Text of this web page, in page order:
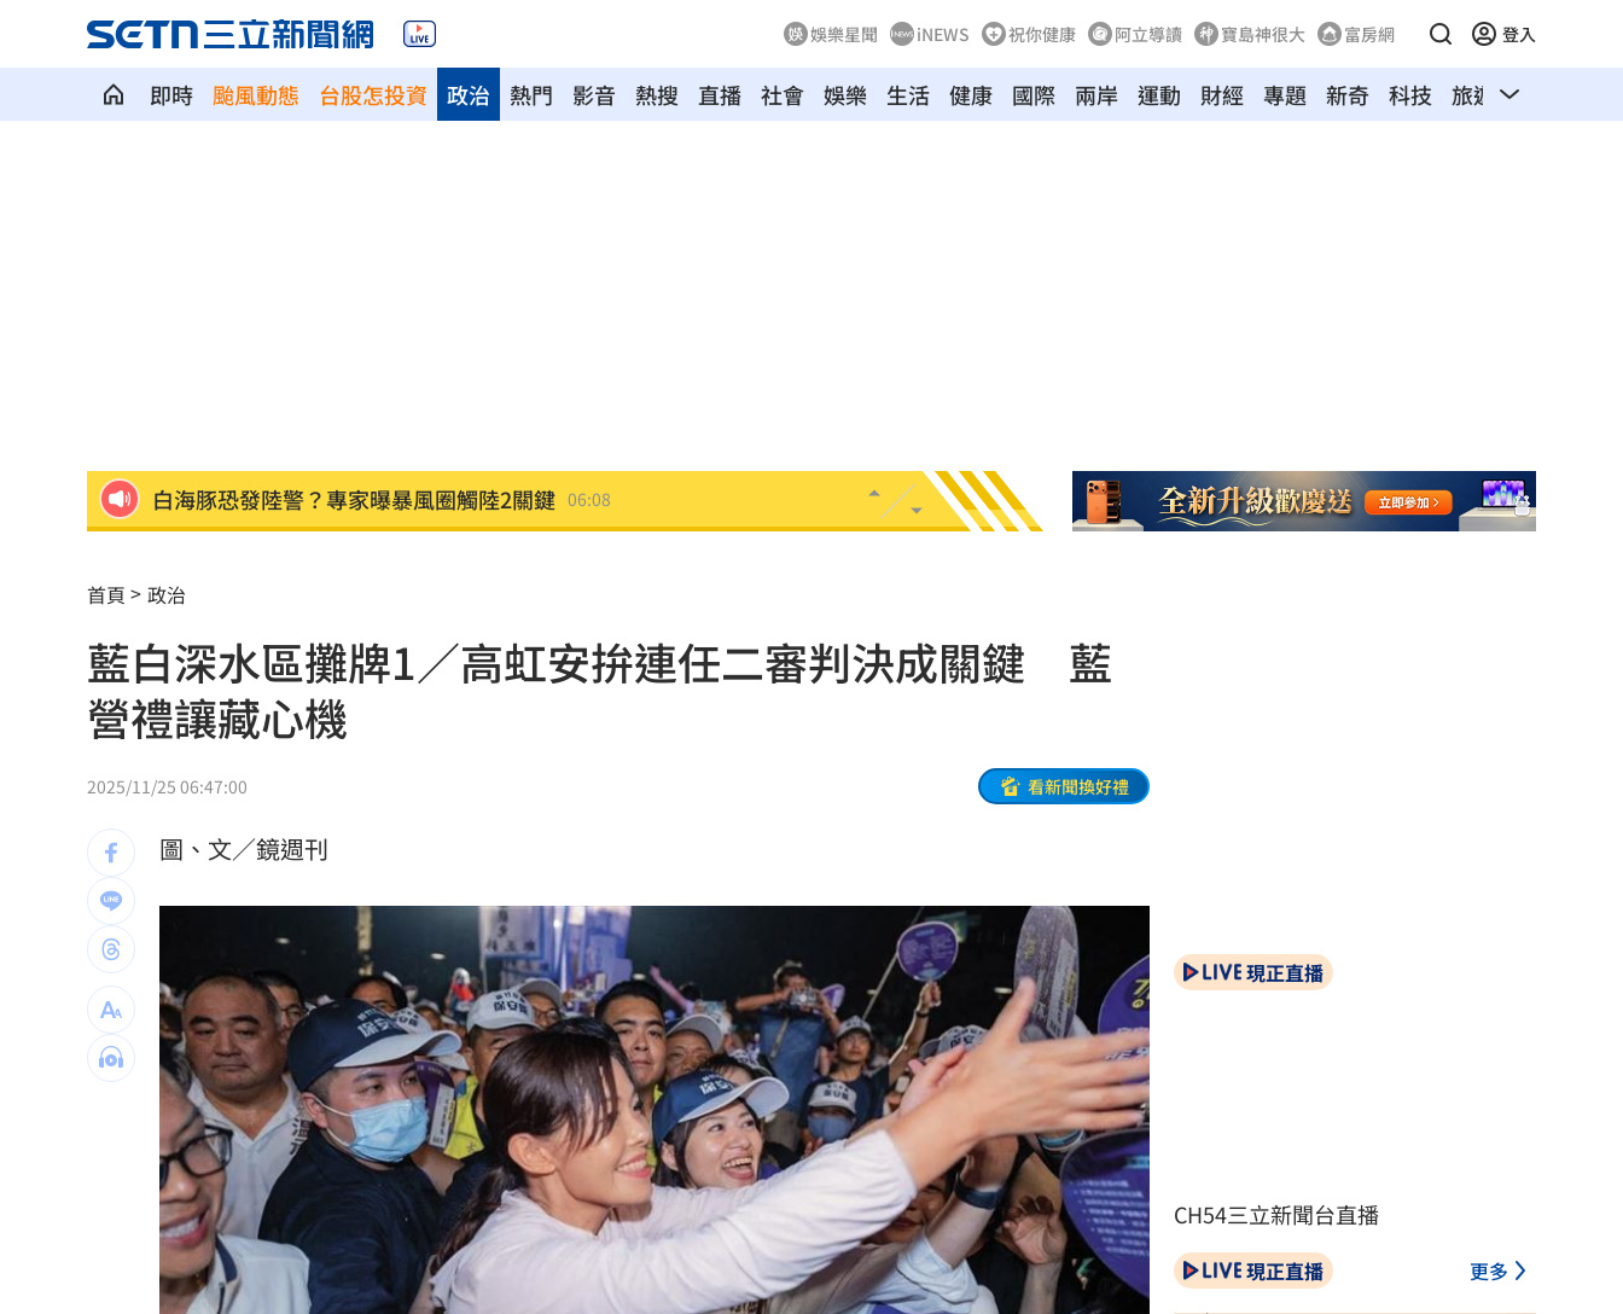
娛樂星聞 iNEWS 祝你健康 阿立導讀 寶島神很大 富房網 登入
即時 颱風動態 台股怎投資 熱門 影音 熱搜 直播
政治 社會 娛樂 生活 健康 國際 兩岸 運動 財經 專題 新奇 科技 旅遊 汽車
王凱靈堂照惹淚 竟是「送媽媽的禮物」
新／國道事故！車卡匝道…駕駛受困、昏迷 06:39
網紅肥大叔猝逝！網淚：一直覺得怪 06:07
「這10檔」領漲狂飆！海外ETF反攻
19歲男上國道「離奇火燒車」3人急逃保命 06:04
詐慈濟10.6億住豪宅 女律師豪奢生活曝光
避開財務盲點！學會跟家人談錢！
女律師為何騙到慈濟10億？李怡貞驚揭身分
外資買超20億元 狂掃這檔近4萬張居冠！ 05:45
北京爆不滿對台軍售 美國防官員訪中受阻 05:39
韓股又出事？高盛喊出「新目標價」 05:35
台北市長投票結果曝 她驚喊：蔣該緊張了 05:33
台灣彩券開獎直播中 20:31
LIVE三立+24小時直播 15:27
三立iNEWS新聞台線上直播 18:00
首頁 政治
藍白深水區攤牌1／高虹安拚連任二審判決成關鍵 藍
營禮讓藏心機
2025/11/25 06:47:00 看新聞換好禮
圖、文／鏡週刊
現正直播
CH54三立新聞台直播
現正直播 更多